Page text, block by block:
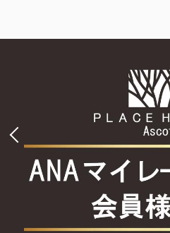
2
ダブルサイズ / 幅131-
Wi-Fiあり（無料）